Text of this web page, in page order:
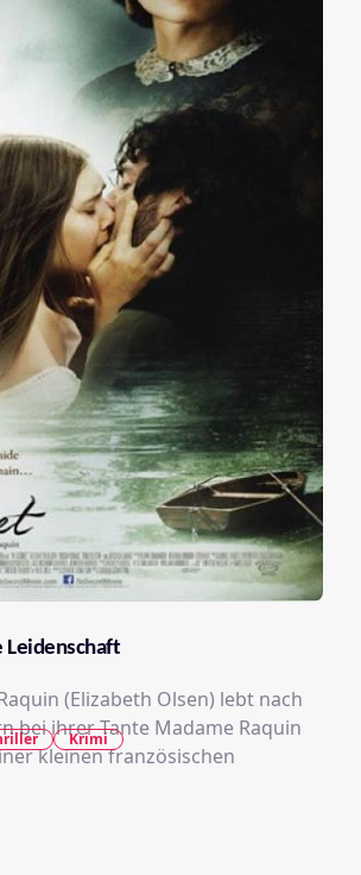
Leidenschaft
(Elizabeth Olsen) lebt nach
bei ihrer Tante Madame Raquin
kleinen französischen
Krimi